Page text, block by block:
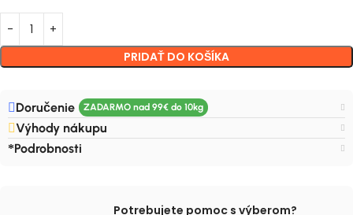
PRIDAŤ DO KOŠÍKA
Doručenie
Výhody nákupu
Podrobnosti
Potrebujete pomoc s výberom?